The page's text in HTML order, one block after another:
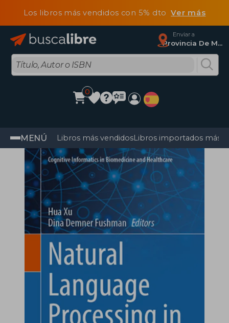
Los libros más vendidos con 5% dtoVer más
Enviar a
Provincia De Madrid
0
MENÚ Libros más vendidosLibros importados más